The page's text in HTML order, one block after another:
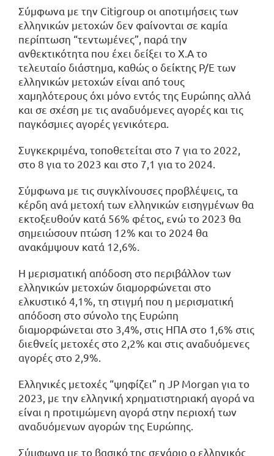
Σύμφωνα με την Citigroup οι αποτιμήσεις των
ελληνικών μετοχών δεν φαίνονται σε καμία
περίπτωση “τεντωμένες”, παρά την
ανθεκτικότητα που έχει δείξει το Χ.Α το
τελευταίο διάστημα, καθώς ο δείκτης P/E των
ελληνικών μετοχών είναι από τους
χαμηλότερους όχι μόνο εντός της Ευρώπης αλλά
και σε σχέση με τις αναδυόμενες αγορές και τις
παγκόσμιες αγορές γενικότερα.
Συγκεκριμένα, τοποθετείται στο 7 για το 2022,
στο 8 για το 2023 και στο 7,1 για το 2024.
Σύμφωνα με τις συγκλίνουσες προβλέψεις, τα
κέρδη ανά μετοχή των ελληνικών εισηγμένων θα
εκτοξευθούν κατά 56% φέτος, ενώ το 2023 θα
σημειώσουν πτώση 12% και το 2024 θα
ανακάμψουν κατά 12,6%.
Η μερισματική απόδοση στο περιβάλλον των
ελληνικών μετοχών διαμορφώνεται στο
ελκυστικό 4,1%, τη στιγμή που η μερισματική
απόδοση στο σύνολο της Ευρώπη
διαμορφώνεται στο 3,4%, στις ΗΠΑ στο 1,6% στις
διεθνείς μετοχές στο 2,2% και στις αναδυόμενες
αγορές στο 2,9%.
Ελληνικές μετοχές “ψηφίζει” η JP Morgan για το
2023, με την ελληνική χρηματιστηριακή αγορά να
είναι η προτιμώμενη αγορά στην περιοχή των
αναδυόμενων αγορών της Ευρώπης.
Σύμφωνα με το βασικό της σενάριο ο ελληνικός